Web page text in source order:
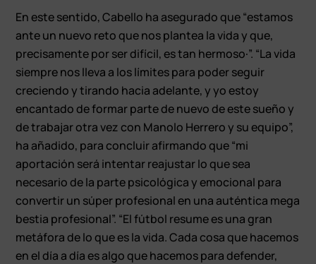
En este sentido, Cabello ha asegurado que “estamos
ante un nuevo reto que nos plantea la vida y que,
precisamente por ser difícil, es tan hermoso·”. “La vida
siempre nos lleva a los límites para poder seguir
creciendo y tirando hacia adelante, y yo estoy
encantado de formar parte de nuevo de este sueño y
de trabajar otra vez con Manolo Herrero y su equipo”,
ha añadido, para concluir afirmando que “mi
aportación será intentar reajustar lo que sea
necesario de la parte psicológica y emocional para
convertir un súper profesional en una auténtica mega
bestia profesional”. “El fútbol resume es una gran
metáfora de lo que es la vida. Cada cosa que hacemos
en el día a día es algo que hacemos para defender,